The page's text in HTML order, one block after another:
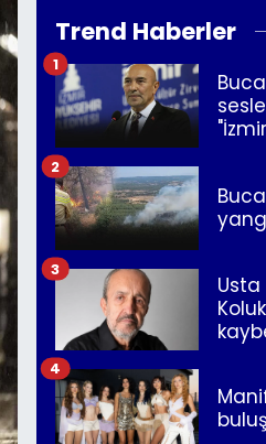
Trend Haberler
1
2
3
4